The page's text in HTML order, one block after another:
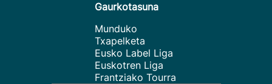
Gaurkotasuna
Munduko
Txapelketa
Eusko Label Liga
Euskotren Liga
Frantziako Tourra